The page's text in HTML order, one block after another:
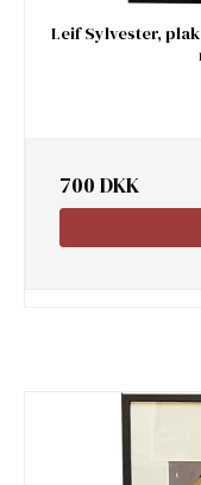
Leif Sylvester,
700 DKK